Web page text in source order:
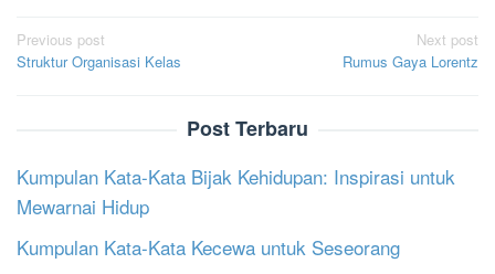
Post
navigation
Previous post
Struktur Organisasi Kelas
Next post
Rumus Gaya Lorentz
Post Terbaru
Kumpulan Kata-Kata Bijak Kehidupan: Inspirasi untuk
Mewarnai Hidup
Kumpulan Kata-Kata Kecewa untuk Seseorang